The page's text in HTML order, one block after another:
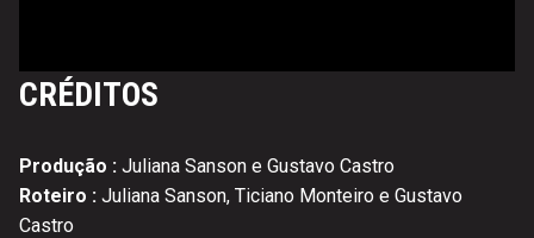
CRÉDITOS
Produção : Juliana Sanson e Gustavo Castro
Roteiro : Juliana Sanson, Ticiano Monteiro e Gustavo
Castro